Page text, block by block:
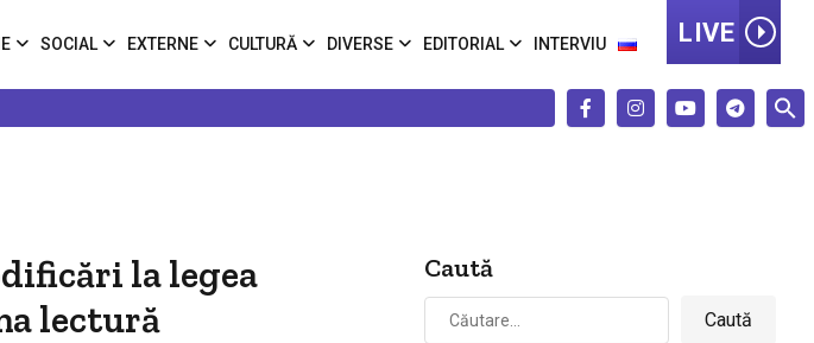
SOCIAL EXTERNE CULTURĂ DIVERSE EDITORIAL INTERVIU LIVE
la legea
lectură
Caută
Caută
după: